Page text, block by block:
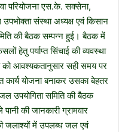
परियोजना एस.के. सक्सेना,
संस्था अध्यक्ष एवं किसान
की बैठक सम्पन्न हुई। बैठक में
हेतु पर्याप्त सिंचाई की व्यवस्था
को आवश्यकतानुसार सही समय पर
कार्य योजना बनाकर उसका बेहतर
उपयोगिता समिति की बैठक
की जानकारी ग्रामवार
जलाश्यों में उपलब्ध जल एवं